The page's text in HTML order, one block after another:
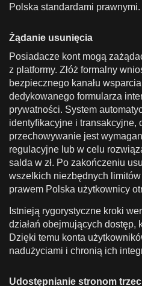
Polska standardami prawnymi.
Żądanie usunięcia
Posiadacze kont mogą
z platformy. Złóż formalny
bezpiecznego kanału
dedykowanego formularza
prywatności. System
identyfikacyjne i transakcyjne,
przechowywanie jest
regulacyjne lub w celu
salda w zł. Po zakończeniu
wszelkich niezbędnych
prawem Polska użytkownicy
Istnieją rygorystyczne kroki
działań obejmujących dostęp,
Dzięki temu konta
nadużyciami i chronią ich
Udostępnianie stronom